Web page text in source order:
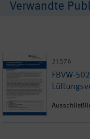
Verwandte
21576
FBVW-